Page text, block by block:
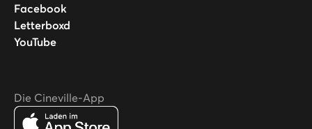
Facebook
Letterboxd
YouTube
Die Cineville-App